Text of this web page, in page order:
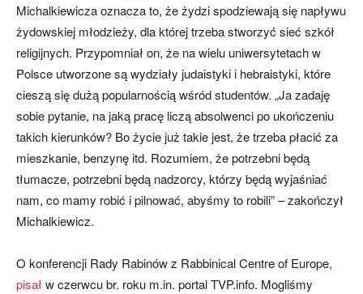
Michalkiewicza oznacza to, że żydzi spodziewają się napływu
żydowskiej młodzieży, dla której trzeba stworzyć sieć szkół
religijnych. Przypomniał on, że na wielu uniwersytetach w
Polsce utworzone są wydziały judaistyki i hebraistyki, które
cieszą się dużą popularnością wśród studentów. „Ja zadaję
sobie pytanie, na jaką pracę liczą absolwenci po ukończeniu
takich kierunków? Bo życie już takie jest, że trzeba płacić za
mieszkanie, benzynę itd. Rozumiem, że potrzebni będą
tłumacze, potrzebni będą nadzorcy, którzy będą wyjaśniać
nam, co mamy robić i pilnować, abyśmy to robili” – zakończył
Michalkiewicz.
O konferencji Rady Rabinów z Rabbinical Centre of Europe,
pisał w czerwcu br. roku m.in. portal TVP.info. Mogliśmy